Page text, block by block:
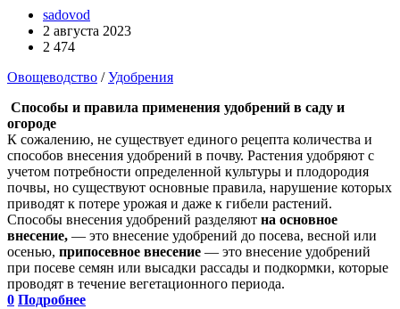
sadovod
2 августа 2023
2 474
Овощеводство /Удобрения
Способы и правила применения удобрений в саду и
огороде
К сожалению, не существует единого рецепта количества и
способов внесения удобрений в почву. Растения удобряют с
учетом потребности определенной культуры и плодородия
почвы, но существуют основные правила, нарушение которых
приводят к потере урожая и даже к гибели растений.
Способы внесения удобрений разделяют на основное
внесение, — это внесение удобрений до посева, весной или
осенью, припосевное внесение — это внесение удобрений
при посеве семян или высадки рассады и подкормки, которые
проводят в течение вегетационного периода.
0 Подробнее